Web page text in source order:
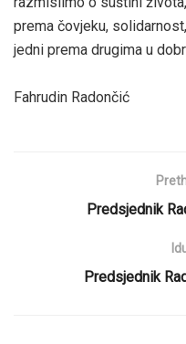
prema čovjeku,
jedni prema drugima u
Fahrudin Radončić
Predsjednik
Predsjednik